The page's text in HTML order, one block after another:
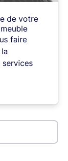
de votre
faire
la
services